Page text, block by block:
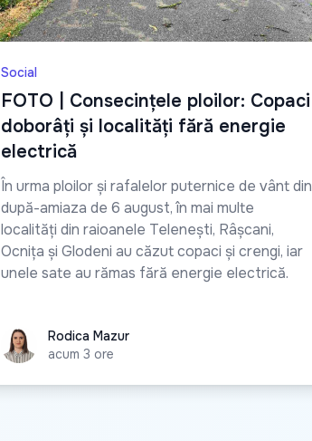
Social
FOTO | Consecințele ploilor: Copaci
doborâți și localități fără energie
electrică
În urma ploilor și rafalelor puternice de vânt din
după-amiaza de 6 august, în mai multe
localități din raioanele Telenești, Râșcani,
Ocnița și Glodeni au căzut copaci și crengi, iar
unele sate au rămas fără energie electrică.
Rodica MazurRodica Mazur
acum 3 ore